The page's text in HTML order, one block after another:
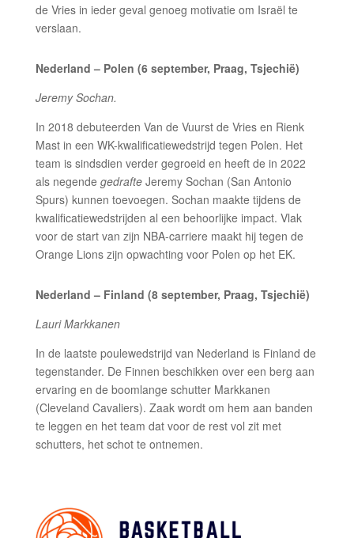
de Vries in ieder geval genoeg motivatie om Israël te
verslaan.
Nederland – Polen (6 september, Praag, Tsjechië)
Jeremy Sochan.
In 2018 debuteerden Van de Vuurst de Vries en Rienk
Mast in een WK-kwalificatiewedstrijd tegen Polen. Het
team is sindsdien verder gegroeid en heeft de in 2022
als negende gedrafteJeremy Sochan (San Antonio
Spurs) kunnen toevoegen. Sochan maakte tijdens de
kwalificatiewedstrijden al een behoorlijke impact. Vlak
voor de start van zijn NBA-carriere maakt hij tegen de
Orange Lions zijn opwachting voor Polen op het EK.
Nederland – Finland (8 september, Praag, Tsjechië)
Lauri Markkanen
In de laatste poulewedstrijd van Nederland is Finland de
tegenstander. De Finnen beschikken over een berg aan
ervaring en de boomlange schutter Markkanen
(Cleveland Cavaliers). Zaak wordt om hem aan banden
te leggen en het team dat voor de rest vol zit met
schutters, het schot te ontnemen.